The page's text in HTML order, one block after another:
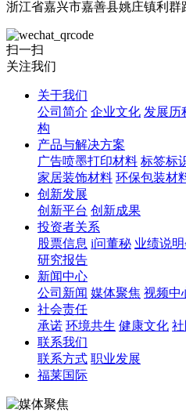
浙江省嘉兴市嘉善县姚庄镇利群
扫一扫
关注我们
关于我们
公司简介 企业文化 发展历
构
产品与解决方案
广告喷墨打印材料 标签标
家居装饰材料 环保包装材
创新发展
创新平台 创新成果
投资者关系
股票信息 i问董秘 业绩说
研究报告
新闻中心
公司新闻 媒体聚焦 视频中
社会责任
承诺 环境共生 健康文化
联系我们
联系方式 职业发展
福莱国际